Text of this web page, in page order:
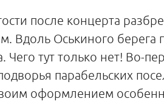
после концерта
Вдоль Оськиного берега
Чего тут только нет! Во-
парабельских
оформлением